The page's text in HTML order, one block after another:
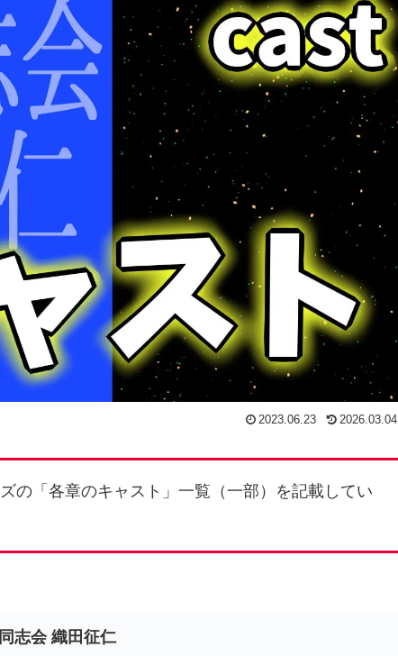
2023.06.23 2026.03.04
の「各章のキャスト」一覧（一部）を記載してい
志会 織田征仁